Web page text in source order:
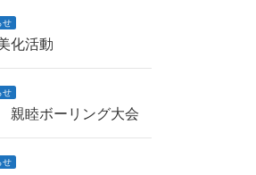
せ
化活動
せ
親睦ボーリング大会
せ